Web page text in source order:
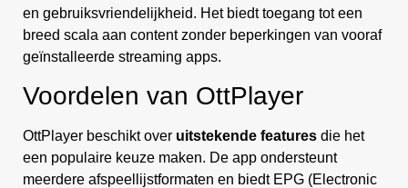
en gebruiksvriendelijkheid. Het biedt toegang tot een
breed scala aan content zonder beperkingen van vooraf
geïnstalleerde streaming apps.
Voordelen van OttPlayer
OttPlayer beschikt over uitstekende features die het
een populaire keuze maken. De app ondersteunt
meerdere afspeellijstformaten en biedt EPG (Electronic